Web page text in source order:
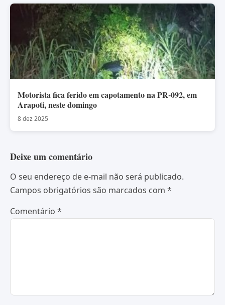
Motorista fica ferido em capotamento na PR-092, em
Arapoti, neste domingo
8 dez 2025
Deixe um comentário
O seu endereço de e-mail não será publicado.
Campos obrigatórios são marcados com *
Comentário *